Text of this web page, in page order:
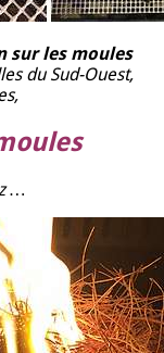
sur les moules
du Sud-Ouest,
…